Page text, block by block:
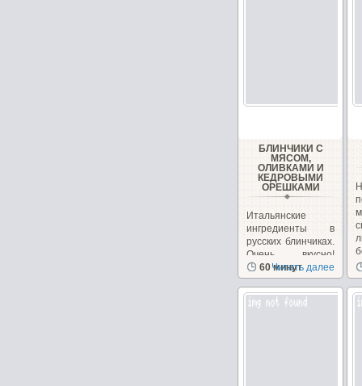
БЛИНЧИКИ С
МЯСОМ,
ОЛИВКАМИ И
КЕДРОВЫМИ
ОРЕШКАМИ
Итальянские
ингредиенты в
русских блинчиках.
Очень вкусно!
Необычно, на
сайте...
60 минут
Читать далее